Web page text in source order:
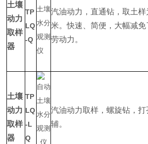
土壤
动力
取样
器
TP
LQ
-Q
汽油动力，直通钻，取土
米。快速、简便，大幅减
劳动力。
土壤
动力
取样
器
TP
LQ
-L
Q
汽油动力取样，螺旋钻，
辅。